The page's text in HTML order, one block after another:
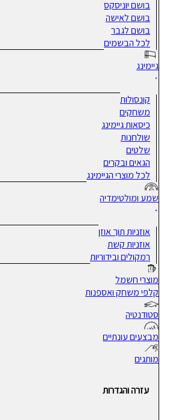
בושם יוניסקס
בושם לאישה
בושם לגבר
לכל הבשמים
גיימינג
קונסולות
משחקים
כיסאות גיימינג
שולחנות
שלטים
הגאים ובקרים
לכל מוצרי הגיימינג
שמע ומולטימדיה
אוזניות תוך אוזן
אוזניות קשת
רמקולים ובידוריות
מוצרי חשמל
קלפי משחק ואספנות
סטודנטיה
מבצעים עונתיים
מותגים
עזרה והגדרות